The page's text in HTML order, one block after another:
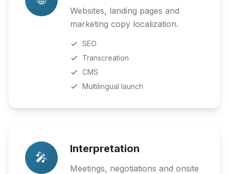
Websites, landing pages and
marketing copy localization.
SEO
Transcreation
CMS
Multilingual launch
🎤
Interpretation
Meetings, negotiations and onsite